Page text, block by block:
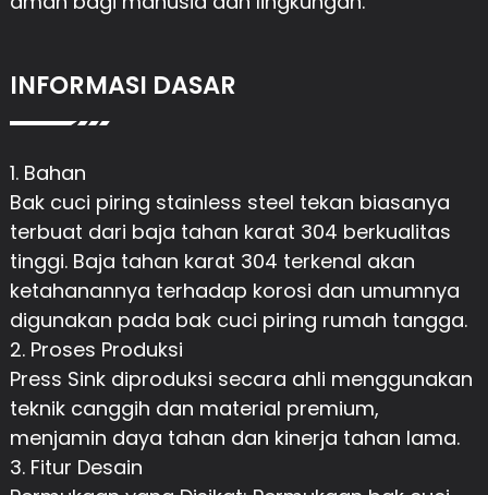
INFORMASI DASAR
1. Bahan
Bak cuci piring stainless steel tekan biasanya
terbuat dari baja tahan karat 304 berkualitas
tinggi. Baja tahan karat 304 terkenal akan
ketahanannya terhadap korosi dan umumnya
digunakan pada bak cuci piring rumah tangga.
2. Proses Produksi
Press Sink diproduksi secara ahli menggunakan
teknik canggih dan material premium,
menjamin daya tahan dan kinerja tahan lama.
3. Fitur Desain